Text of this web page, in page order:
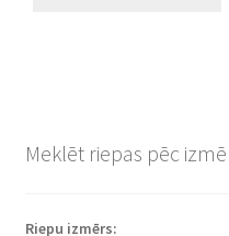
Meklēt riepas pēc
Riepu izmērs: